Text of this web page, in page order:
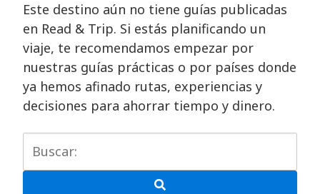
Este destino aún no tiene guías publicadas
en Read & Trip. Si estás planificando un
viaje, te recomendamos empezar por
nuestras guías prácticas o por países donde
ya hemos afinado rutas, experiencias y
decisiones para ahorrar tiempo y dinero.